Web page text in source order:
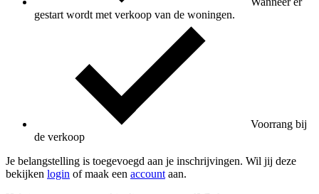
gestart wordt met verkoop van de woningen.
Voorrang bij
de verkoop
Je belangstelling is toegevoegd aan je inschrijvingen. Wil jij deze
bekijken login of maak een account aan.